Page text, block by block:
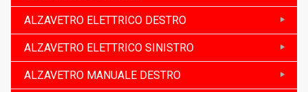
ALZAVETRO ELETTRICO DESTRO
ALZAVETRO ELETTRICO SINISTRO
ALZAVETRO MANUALE DESTRO